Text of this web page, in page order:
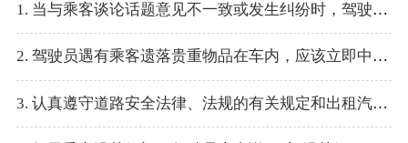
1. 当与乘客谈论话题意见不一致或发生纠纷时，驾驶员要据理力争，说服乘客。
2. 驾驶员遇有乘客遗落贵重物品在车内，应该立即中断运营，想办法找到失主，以解乘客的燃眉之急。
3. 认真遵守道路安全法律、法规的有关规定和出租汽车驾驶员安全操作规范，不断提高自身的安全意识和行为。